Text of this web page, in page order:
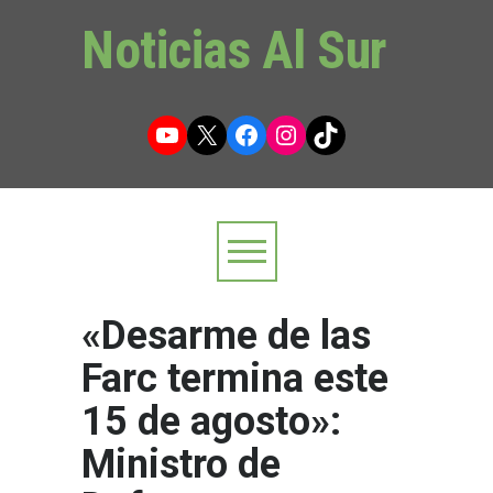
Noticias Al Sur
YouTube
X Facebook
Instagram
TikTok
«Desarme de las
Farc termina este
15 de agosto»:
Ministro de